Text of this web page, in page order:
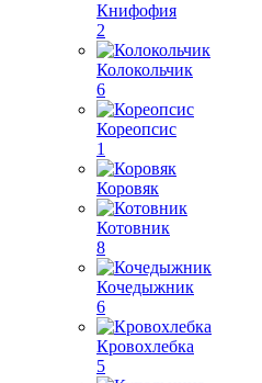
Книфофия
2
Колокольчик
6
Кореопсис
1
Коровяк
Котовник
8
Кочедыжник
6
Кровохлебка
5